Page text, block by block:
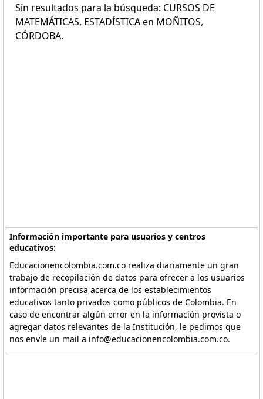
Sin resultados para la búsqueda: CURSOS DE
MATEMÁTICAS, ESTADÍSTICA en MOÑITOS,
CÓRDOBA.
Información importante para usuarios y centros
educativos:
Educacionencolombia.com.co realiza diariamente un gran
trabajo de recopilación de datos para ofrecer a los usuarios
información precisa acerca de los establecimientos
educativos tanto privados como públicos de Colombia. En
caso de encontrar algún error en la información provista o
agregar datos relevantes de la Institución, le pedimos que
nos envíe un mail a info@educacionencolombia.com.co.